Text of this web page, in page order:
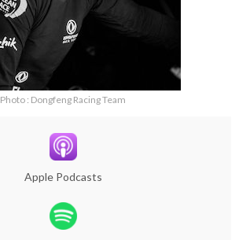
Photo : Dongfeng Racing Team
Apple Podcasts